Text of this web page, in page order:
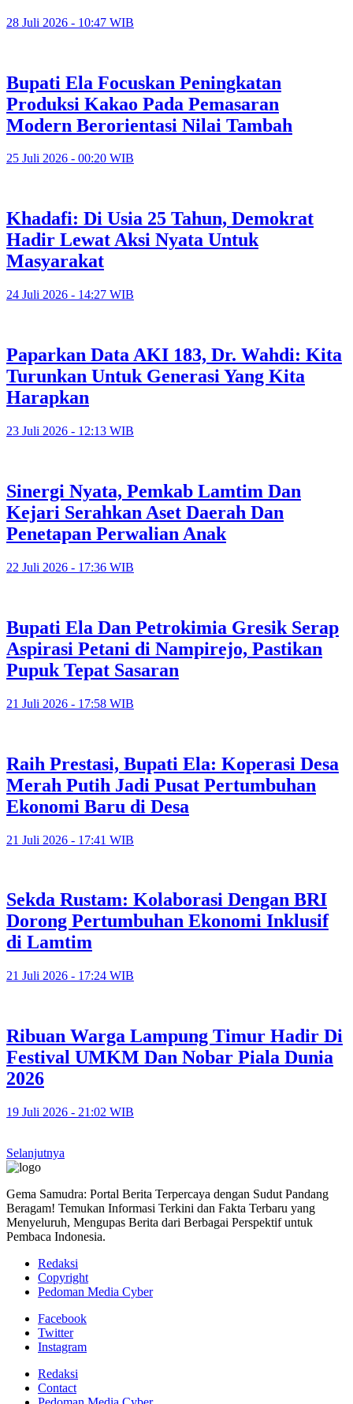
28 Juli 2026 - 10:47 WIB
Bupati Ela Focuskan Peningkatan
Produksi Kakao Pada Pemasaran
Modern Berorientasi Nilai Tambah
25 Juli 2026 - 00:20 WIB
Khadafi: Di Usia 25 Tahun, Demokrat
Hadir Lewat Aksi Nyata Untuk
Masyarakat
24 Juli 2026 - 14:27 WIB
Paparkan Data AKI 183, Dr. Wahdi: Kita
Turunkan Untuk Generasi Yang Kita
Harapkan
23 Juli 2026 - 12:13 WIB
Sinergi Nyata, Pemkab Lamtim Dan
Kejari Serahkan Aset Daerah Dan
Penetapan Perwalian Anak
22 Juli 2026 - 17:36 WIB
Bupati Ela Dan Petrokimia Gresik Serap
Aspirasi Petani di Nampirejo, Pastikan
Pupuk Tepat Sasaran
21 Juli 2026 - 17:58 WIB
Raih Prestasi, Bupati Ela: Koperasi Desa
Merah Putih Jadi Pusat Pertumbuhan
Ekonomi Baru di Desa
21 Juli 2026 - 17:41 WIB
Sekda Rustam: Kolaborasi Dengan BRI
Dorong Pertumbuhan Ekonomi Inklusif
di Lamtim
21 Juli 2026 - 17:24 WIB
Ribuan Warga Lampung Timur Hadir Di
Festival UMKM Dan Nobar Piala Dunia
2026
19 Juli 2026 - 21:02 WIB
Selanjutnya
Gema Samudra: Portal Berita Terpercaya dengan Sudut Pandang
Beragam! Temukan Informasi Terkini dan Fakta Terbaru yang
Menyeluruh, Mengupas Berita dari Berbagai Perspektif untuk
Pembaca Indonesia.
Redaksi
Copyright
Pedoman Media Cyber
Facebook
Twitter
Instagram
Redaksi
Contact